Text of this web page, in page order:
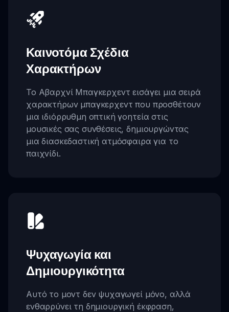
Καινοτόμα Σχέδια
Χαρακτήρων
Το Αβαρχνί Μπαγκερχεντ εισάγει μια σειρά
χαρακτήρων μπαγκερχεντ που προσθέτουν
μια ιδιόρρυθμη οπτική γοητεία στις
μουσικές σας συνθέσεις, δημιουργώντας
μια διασκεδαστική ατμόσφαιρα για το
παιχνίδι.
Ψυχαγωγία και
Δημιουργικότητα
Αυτό το μοντ δεν ψυχαγωγεί μόνο, αλλά
ενθαρρύνει τη δημιουργική έκφραση,